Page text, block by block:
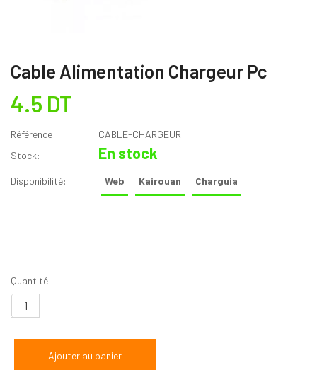
Cable Alimentation Chargeur Pc
4.5 DT
Référence:
CABLE-CHARGEUR
Stock:
En stock
Disponibilité: Web Kairouan Charguia
Quantité